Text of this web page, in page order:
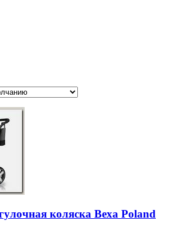
коляска Bexa Poland